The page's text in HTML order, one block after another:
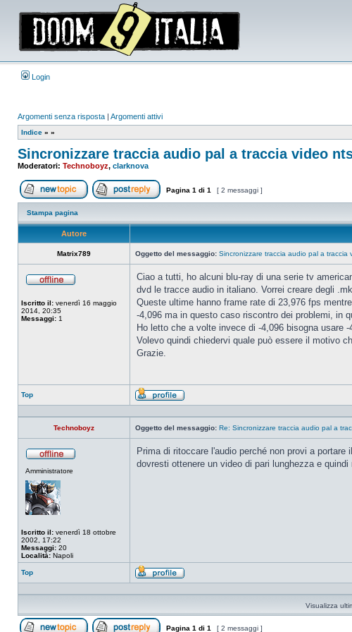
Login
Argomenti senza risposta | Argomenti attivi
Indice » »
Sincronizzare traccia audio pal a traccia video
Moderatori: Technoboyz, clarknova
Apri un nuovo argomentoRispondi all’argomento
Pagina 1 di 1 [ 2 messaggi ]
Stampa pagina
Autore
Matrix789 Oggetto del messaggio: Sincronizzare traccia audio pal a traccia
Iscritto il: venerdì 16 maggio
2014, 20:35
Messaggi: 1
Ciao a tutti, ho alcuni blu-ray di una serie tv
dvd le tracce audio in italiano. Vorrei creare degli
Queste ultime hanno frame rate di 23,976 fps
-4,096 ma in questo caso riscontro dei problemi, in
Ho letto che a volte invece di -4,096 bisogna usare
Volevo quindi chiedervi quale può essere il motivo
Grazie.
Top
Profilo
Technoboyz
Oggetto del messaggio: Re: Sincronizzare traccia audio pal a
Amministratore
Iscritto il: venerdì 18 ottobre
2002, 17:22
Messaggi: 20
Località: Napoli
Prima di ritoccare l'audio perché non provi a
dovresti ottenere un video di pari lunghezza e
Top
Profilo
Visualizza
Pagina 1 di 1 [ 2 messaggi ]